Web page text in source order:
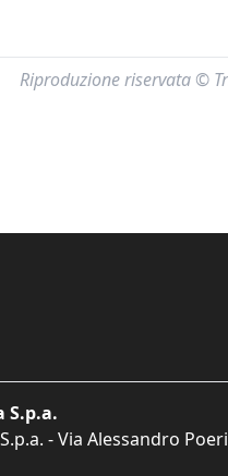
Riproduzione riservata ©
S.p.a.
- Via Alessandro